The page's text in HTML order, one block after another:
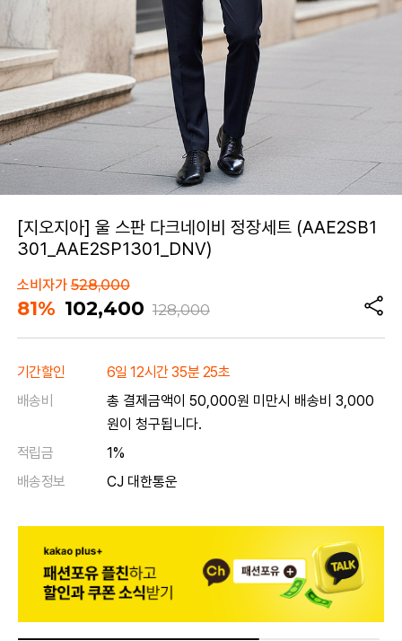
[지오지아] 울 스판 다크네이비 정장세트 (AAE2SB1
301_AAE2SP1301_DNV)
소비자가528,000
81% 102,400 128,000
기간할인
6일 12시간 35분 25초
배송비
총 결제금액이 50,000원 미만시 배송비 3,000
원이 청구됩니다.
적립금
1%
배송정보
CJ 대한통운